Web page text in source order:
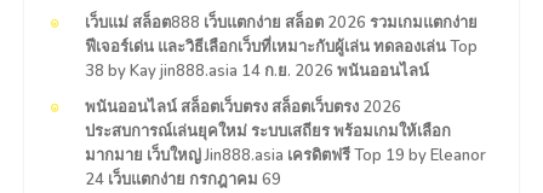
เว็บแม่ สล็อต888 เว็บแตกง่าย สล็อต 2026 รวมเกมแตกง่าย
ฟีเจอร์เด่น และวิธีเลือกเว็บที่เหมาะกับผู้เล่น ทดลองเล่น Top
38 by Kay jin888.asia 14 ก.ย. 2026 พนันออนไลน์
พนันออนไลน์ สล็อตเว็บตรง สล็อตเว็บตรง 2026
ประสบการณ์เล่นยุคใหม่ ระบบเสถียร พร้อมเกมให้เลือก
มากมาย เว็บใหญ่ Jin888.asia เครดิตฟรี Top 19 by Eleanor
24 เว็บแตกง่าย กรกฎาคม 69